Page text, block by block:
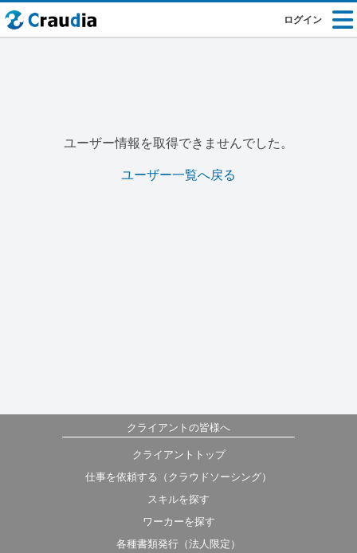
ログイン
ユーザー情報を取得できませんでした。
ユーザー一覧へ戻る
クライアントの皆様へ
クライアントトップ
仕事を依頼する（クラウドソーシング）
スキルを探す
ワーカーを探す
各種書類発行（法人限定）